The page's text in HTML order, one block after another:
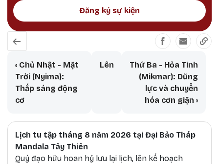
Đăng ký sự kiện
Book traversal links for Bánh Xe
‹ Chủ Nhật - Mặt
Trời (Nyima):
Thắp sáng động
cơ
Lên
Thứ Ba - Hỏa Tinh
(Mikmar): Dũng
lực và chuyển
hóa cơn giận›
Lịch tu tập tháng 8 năm 2026 tại Đại Bảo Tháp
Mandala Tây Thiên
Quý đạo hữu hoan hỷ lưu lại lịch, lên kế hoạch